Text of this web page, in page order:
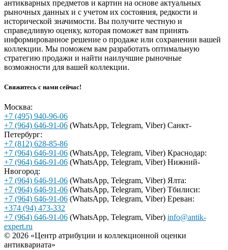
антикварных предметов и картин на основе актуальных
рыночных данных и с учетом их состояния, редкости и
исторической значимости. Вы получите честную и
справедливую оценку, которая поможет вам принять
информированное решение о продаже или сохранении вашей
коллекции. Мы поможем вам разработать оптимальную
стратегию продажи и найти наилучшие рыночные
возможности для вашей коллекции.
Свяжитесь с нами сейчас!
Москва:
+7 (495) 940-96-06
+7 (964) 646-91-06 (WhatsApp, Telegram, Viber) Санкт-
Петербург:
+7 (812) 628-85-86
+7 (964) 646-91-06 (WhatsApp, Telegram, Viber) Краснодар:
+7 (964) 646-91-06 (WhatsApp, Telegram, Viber) Нижний-
Нвогород:
+7 (964) 646-91-06 (WhatsApp, Telegram, Viber) Ялта:
+7 (964) 646-91-06 (WhatsApp, Telegram, Viber) Тбилиси:
+7 (964) 646-91-06 (WhatsApp, Telegram, Viber) Ереван:
+374 (94) 473-332
+7 (964) 646-91-06 (WhatsApp, Telegram, Viber) info@antik-
expert.ru
© 2026 «Центр атрибуции и коллекционной оценки
антиквариата»